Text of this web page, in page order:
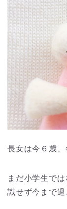
長女は今６歳、
まだ小学生で
識せず今まで過